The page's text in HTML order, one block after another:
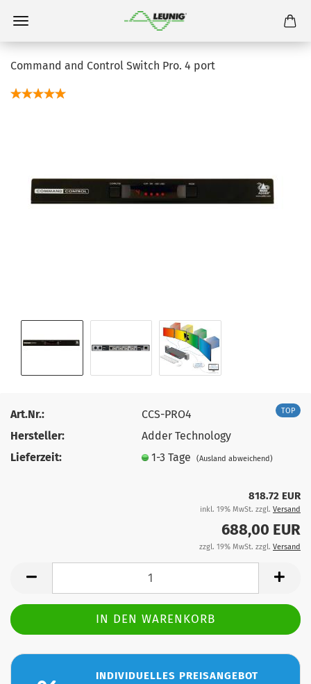
Command and Control Switch Pro. 4 port
TOP
Art.Nr.:
CCS-PRO4
Hersteller:
Adder Technology
Lieferzeit:
1-3 Tage(Ausland abweichend)
818.72 EUR
inkl. 19% MwSt. zzgl. Versand
688,00 EUR
zzgl. 19% MwSt. zzgl. Versand
INDIVIDUELLES PREISANGEBOT